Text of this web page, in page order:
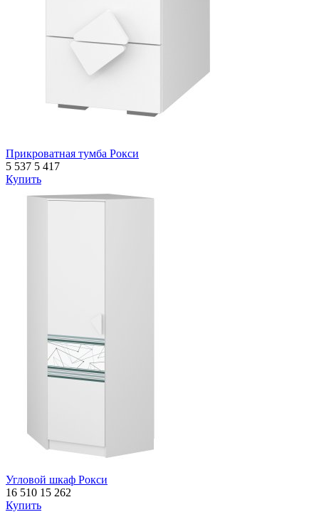
Прикроватная тумба Рокси
5 537 5 417
Купить
Угловой шкаф Рокси
16 510 15 262
Купить